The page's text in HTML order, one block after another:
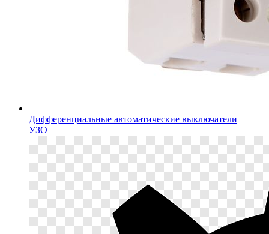
Дифференциальные автоматические выключатели
УЗО